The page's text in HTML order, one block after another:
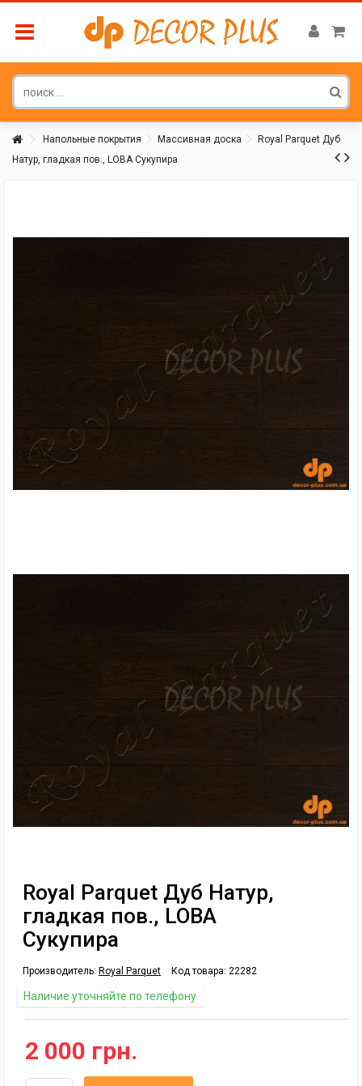
Напольные покрытия Массивная доска
Royal Parquet Дуб
Натур, гладкая пов., LOBA Сукупира
Royal Parquet Дуб Натур,
гладкая пов., LOBA
Сукупира
Производитель: Royal Parquet Код товара: 22282
Наличие уточняйте по телефону
2 000 грн.